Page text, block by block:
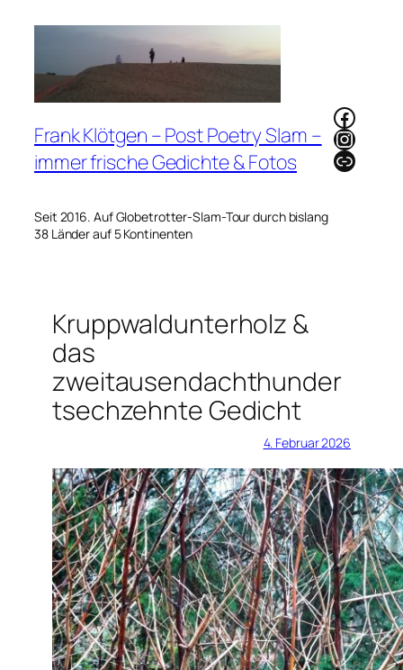
Frank Klötgen – Post Poetry Slam –
immer frische Gedichte & Fotos
Seit 2016. Auf Globetrotter-Slam-Tour durch bislang
38 Länder auf 5 Kontinenten
Link
Kruppwaldunterholz &
das
zweitausendachthunder
tsechzehnte Gedicht
4. Februar 2026